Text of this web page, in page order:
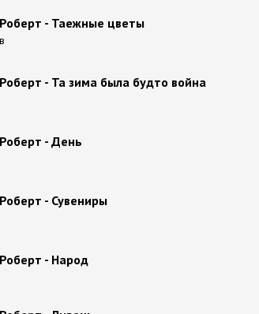
- Таежные цветы
- Та зима была будто война
- День
- Сувениры
- Народ